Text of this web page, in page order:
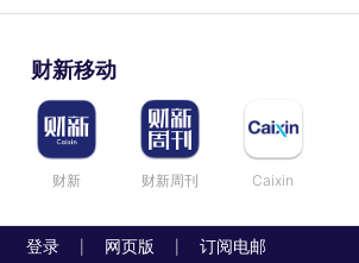
财新移动
财新 财新周刊 Caixin
登录 网页版 订阅电邮